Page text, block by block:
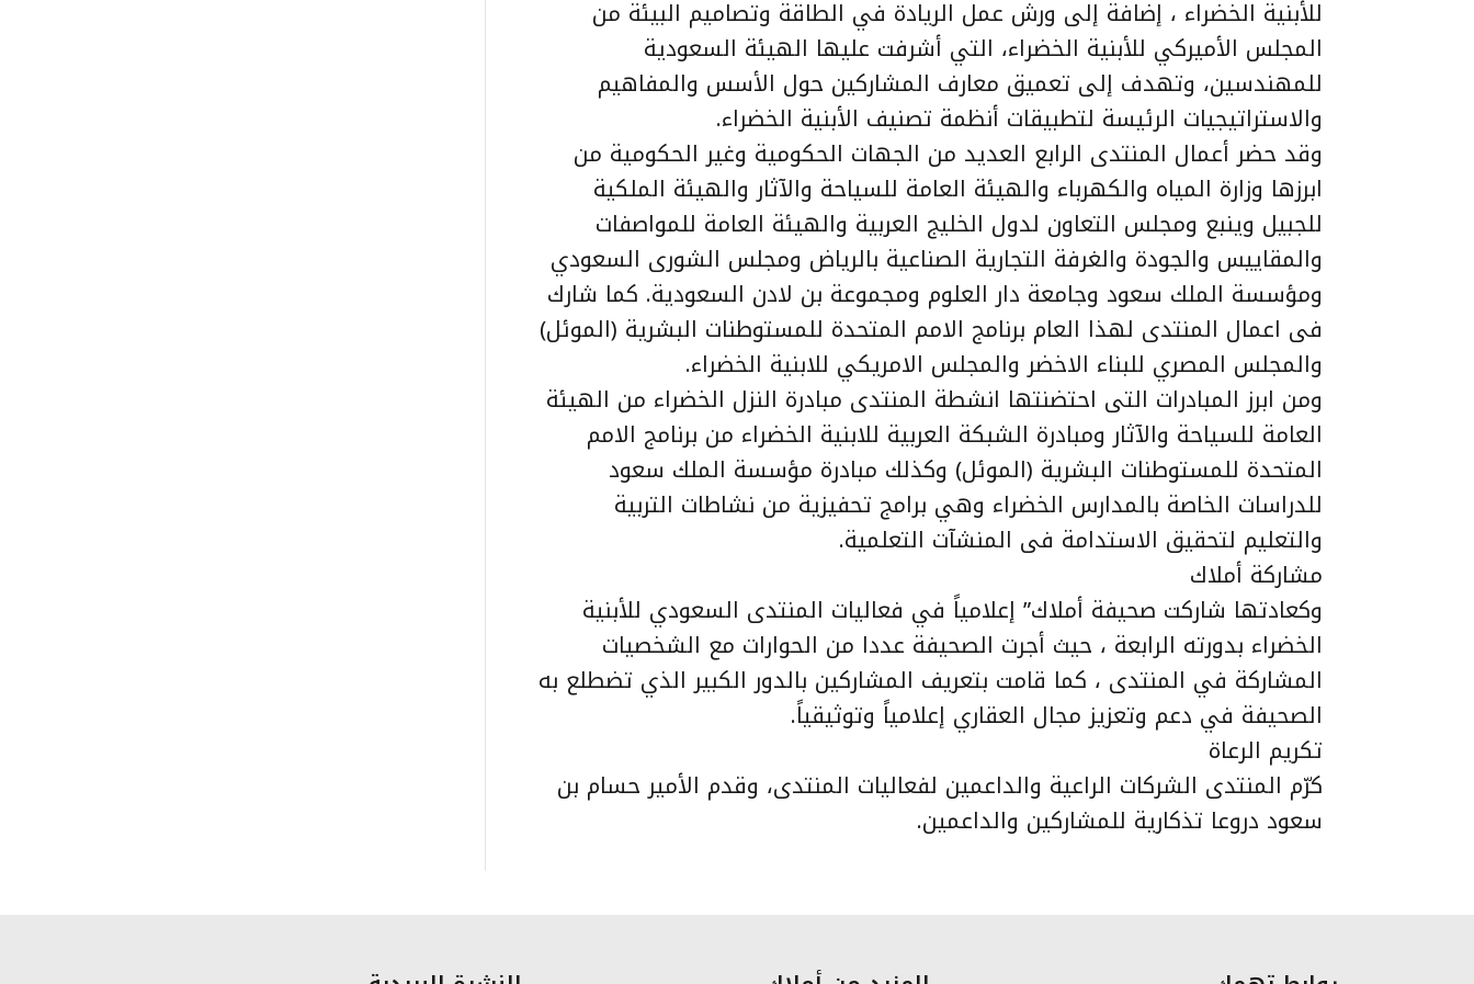
للأبنية الخضراء ، إضافة إلى ورش عمل الريادة في الطاقة وتصاميم البيئة من
المجلس الأميركي للأبنية الخضراء، التي أشرفت عليها الهيئة السعودية
للمهندسين، وتهدف إلى تعميق معارف المشاركين حول الأسس والمفاهيم
والاستراتيجيات الرئيسة لتطبيقات أنظمة تصنيف الأبنية الخضراء.
وقد حضر أعمال المنتدى الرابع العديد من الجهات الحكومية وغير الحكومية من
ابرزها وزارة المياه والكهرباء والهيئة العامة للسياحة والآثار والهيئة الملكية
للجبيل وينبع ومجلس التعاون لدول الخليج العربية والهيئة العامة للمواصفات
والمقاييس والجودة والغرفة التجارية الصناعية بالرياض ومجلس الشورى السعودي
ومؤسسة الملك سعود وجامعة دار العلوم ومجموعة بن لادن السعودية. كما شارك
فى اعمال المنتدى لهذا العام برنامج الامم المتحدة للمستوطنات البشرية (الموئل)
والمجلس المصري للبناء الاخضر والمجلس الامريكي للابنية الخضراء.
ومن ابرز المبادرات التى احتضنتها انشطة المنتدى مبادرة النزل الخضراء من الهيئة
العامة للسياحة والآثار ومبادرة الشبكة العربية للابنية الخضراء من برنامج الامم
المتحدة للمستوطنات البشرية (الموئل) وكذلك مبادرة مؤسسة الملك سعود
للدراسات الخاصة بالمدارس الخضراء وهي برامج تحفيزية من نشاطات التربية
والتعليم لتحقيق الاستدامة فى المنشآت التعلمية.
مشاركة أملاك
وكعادتها شاركت صحيفة أملاك” إعلامياً في فعاليات المنتدى السعودي للأبنية
الخضراء بدورته الرابعة ، حيث أجرت الصحيفة عددا من الحوارات مع الشخصيات
المشاركة في المنتدى ، كما قامت بتعريف المشاركين بالدور الكبير الذي تضطلع به
الصحيفة في دعم وتعزيز مجال العقاري إعلامياً وتوثيقياً.
تكريم الرعاة
كرّم المنتدى الشركات الراعية والداعمين لفعاليات المنتدى، وقدم الأمير حسام بن
سعود دروعا تذكارية للمشاركين والداعمين.